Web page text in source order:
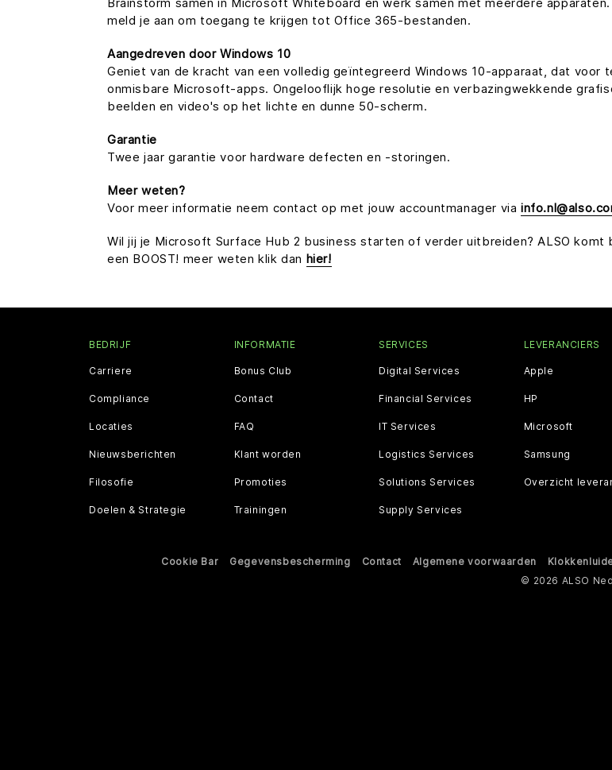
meld je aan om toegang te krijgen tot Office 365-bestanden.
Aangedreven door Windows 10
Geniet van de kracht van een volledig geïntegreerd Windows 10-apparaat, dat voor
onmisbare Microsoft-apps. Ongelooflijk hoge resolutie en verbazingwekkende
beelden en video's op het lichte en dunne 50-scherm.
Garantie
Twee jaar garantie voor hardware defecten en -storingen.
Meer weten?
Voor meer informatie neem contact op met jouw accountmanager via
Wil jij je Microsoft Surface Hub 2 business starten of verder uitbreiden? ALSO
een BOOST! meer weten klik dan hier!
BEDRIJF
Carriere
Compliance
Locaties
Nieuwsberichten
Filosofie
Doelen & Strategie
INFORMATIE
Bonus Club
Contact
FAQ
Klant worden
Promoties
Trainingen
SERVICES
Digital Services
Financial Services
IT Services
Logistics Services
Solutions Services
Supply Services
LEVERANCIERS
Apple
HP
Microsoft
Samsung
Overzicht
Cookie Bar Gegevensbescherming Contact Algemene voorwaarden
© 2026 ALSO